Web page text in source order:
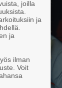
joilla
ja
ja
ilman
Voit